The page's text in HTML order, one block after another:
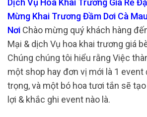
Mừng Khai Trương Đầm Dơi Cà
Nơi Chào mừng quý khách hàng
Mại & dịch Vụ hoa khai trương giá
Chúng chúng tôi hiểu rằng Việc
một shop hay đơn vị mới là 1 event
trọng, và một bó hoa tươi tắn sẽ
lợi & khắc ghi event nào là.